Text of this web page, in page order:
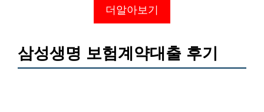
더알아보기
삼성생명 보험계약대출 후기